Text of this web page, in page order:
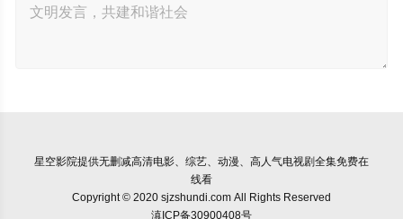
星空影院提供无删减高清电影、综艺、动漫、高人气电视剧全集免费在
线看
Copyright © 2020 sjzshundi.com All Rights Reserved
滇ICP备30900408号